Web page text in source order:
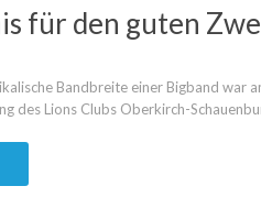
für den guten
Bandbreite einer Bigband war
des Lions Clubs Oberkirch-